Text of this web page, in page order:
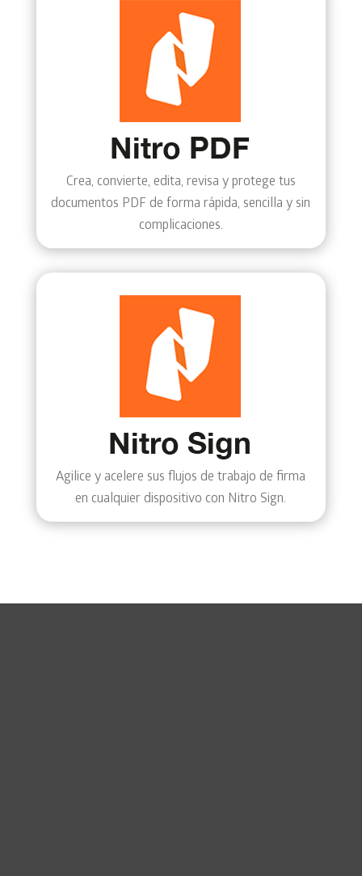
Crea, convierte, edita, revisa y protege tus
documentos PDF de forma rápida, sencilla y sin
complicaciones.
Agilice y acelere sus flujos de trabajo de firma
en cualquier dispositivo con Nitro Sign.